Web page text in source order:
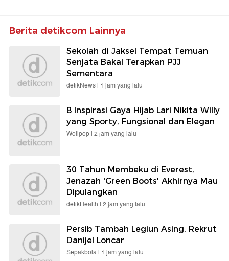
Berita detikcom Lainnya
Sekolah di Jaksel Tempat Temuan
Senjata Bakal Terapkan PJJ
Sementara
detikNews | 1 jam yang lalu
8 Inspirasi Gaya Hijab Lari Nikita Willy
yang Sporty, Fungsional dan Elegan
Wolipop | 2 jam yang lalu
30 Tahun Membeku di Everest,
Jenazah 'Green Boots' Akhirnya Mau
Dipulangkan
detikHealth | 2 jam yang lalu
Persib Tambah Legiun Asing, Rekrut
Danijel Loncar
Sepakbola | 1 jam yang lalu